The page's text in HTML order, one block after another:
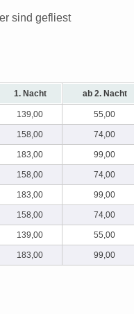
sind gefliest
1. Nacht ab 2. Nacht
139,00 55,00
158,00 74,00
183,00 99,00
158,00 74,00
183,00 99,00
158,00 74,00
139,00 55,00
183,00 99,00